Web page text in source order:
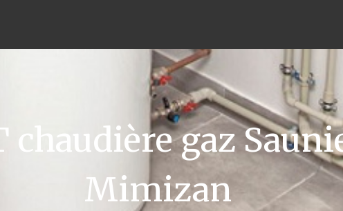
chaudière gaz
Mimizan